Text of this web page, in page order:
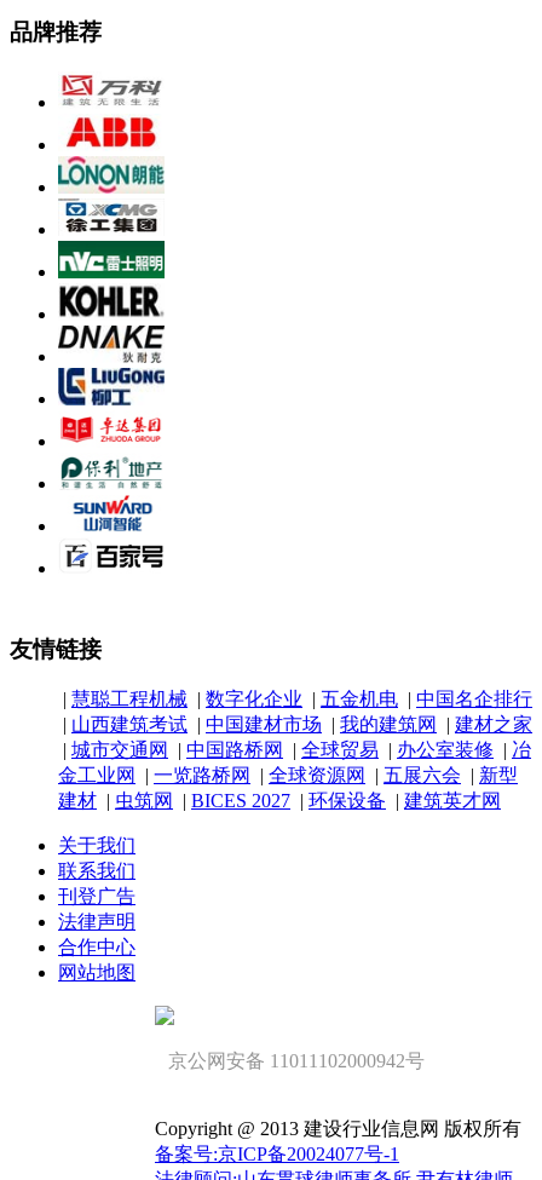
品牌推荐
友情链接
| 慧聪工程机械 | 数字化企业 | 五金机电 | 中国名企排行
| 山西建筑考试 | 中国建材市场 | 我的建筑网 | 建材之家
| 城市交通网 | 中国路桥网 | 全球贸易 | 办公室装修 | 冶
金工业网
| 一览路桥网 | 全球资源网 | 五展六会 | 新型
建材 | 虫筑网 | BICES 2027 | 环保设备 | 建筑英才网
关于我们
联系我们
刊登广告
法律声明
合作中心
网站地图
京公网安备 11011102000942号
Copyright @ 2013 建设行业信息网 版权所有
备案号:京ICP备20024077号-1